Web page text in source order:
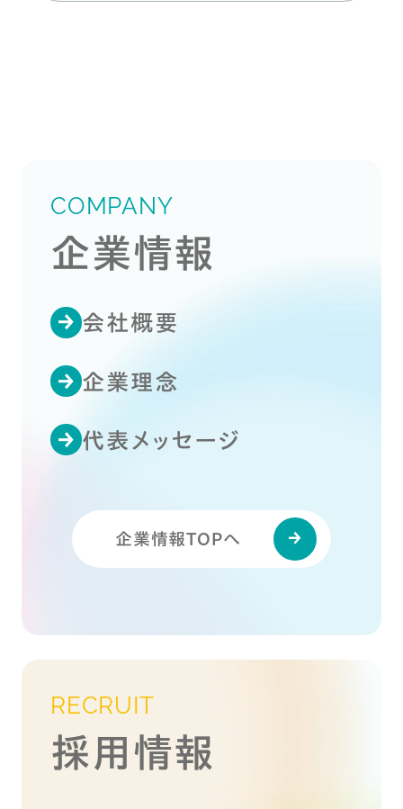
COMPANY
企業情報
会社概要
企業理念
代表メッセージ
企業情報TOPへ
RECRUIT
採用情報